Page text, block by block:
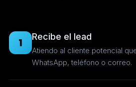
1 Recibe el lead
Atiendo al cliente potencial
WhatsApp, teléfono o correo.